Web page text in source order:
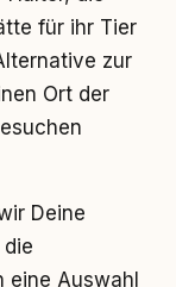
für ihr Tier
zur
Ort der
Deine
eine Auswahl